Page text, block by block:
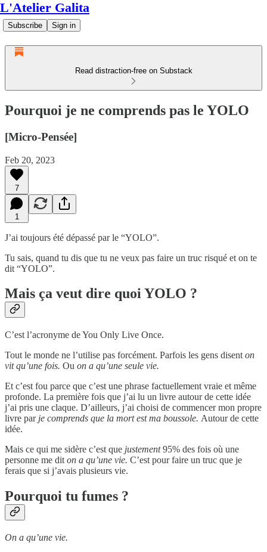
L'Atelier Galita
Subscribe Sign in
Read distraction-free on Substack
Pourquoi je ne comprends pas le YOLO
[Micro-Pensée]
Feb 20, 2023
7
1
J’ai toujours été dépassé par le “YOLO”.
Tu sais, quand tu dis que tu ne veux pas faire un truc risqué et on te
dit “YOLO”.
Mais ça veut dire quoi YOLO ?
C’est l’acronyme de You Only Live Once.
Tout le monde ne l’utilise pas forcément. Parfois les gens disent on
vit qu’une fois. Ou on a qu’une seule vie.
Et c’est fou parce que c’est une phrase factuellement vraie et même
profonde. La première fois que j’ai lu un livre autour de cette idée
j’ai pris une claque. D’ailleurs, j’ai choisi de commencer mon propre
livre par je comprends que la mort est ma boussole. Autour de cette
idée.
Mais ce qui me sidère c’est que justement95% des fois où une
personne me dit on a qu’une vie. C’est pour faire un truc que je
ferais que si j’avais plusieurs vie.
Pourquoi tu fumes ?
On a qu’une vie.